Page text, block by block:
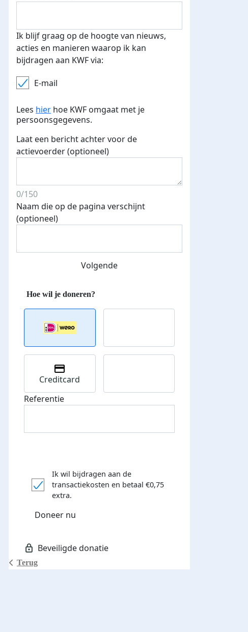
Donateurs bedankt
Ik blijf graag op de hoogte van nieuws,
acties en manieren waarop ik kan
bijdragen aan KWF via:
E-mail
Lees hier hoe KWF omgaat met je
persoonsgegevens.
Laat een bericht achter voor de
actievoerder (optioneel)
0/150
Naam die op de pagina verschijnt
(optioneel)
Volgende
Terug
Creditcard
Referentie
Ik wil bijdragen aan de
transactiekosten en betaal €0,75
extra.
Doneer nu